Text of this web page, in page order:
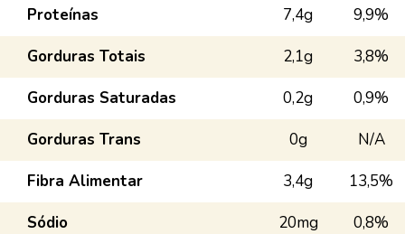
Proteínas
7,4g
9,9%
Gorduras Totais
2,1g
3,8%
Gorduras Saturadas
0,2g
0,9%
Gorduras Trans
0g
N/A
Fibra Alimentar
3,4g
13,5%
Sódio
20mg 0,8%